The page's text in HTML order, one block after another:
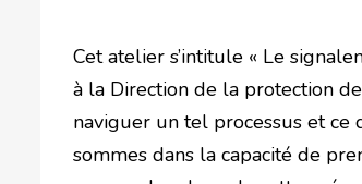
Cet atelier s’intitule « Le
à la Direction de la protection
naviguer un tel processus et ce
sommes dans la capacité de